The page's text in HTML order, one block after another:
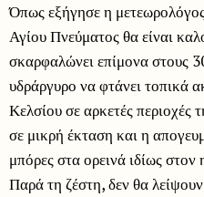
Όπως εξήγησε η
Αγίου Πνεύματος θα είναι
σκαρφαλώνει επίμονα στους
υδράργυρο να φτάνει τοπικά
Κελσίου σε αρκετές περιοχές
σε μικρή έκταση και η
μπόρες στα ορεινά ιδίως
Παρά τη ζέστη, δεν θα